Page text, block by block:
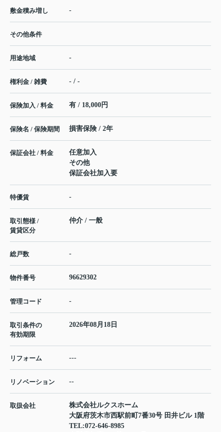
敷金積み増し -
その他条件
用途地域 -
権利金 / 雑費 - / -
保険加入 / 料金 有 / 18,000円
保険名 / 保険期間 損害保険 / 2年
保証会社 / 料金
任意加入
その他
保証会社加入要
特優賃 -
取引態様 /
賃貸区分
仲介 / 一般
総戸数 -
物件番号 96629302
管理コード -
取引条件の
有効期限
2026年08月18日
リフォーム ---
リノベーション --
取扱会社
株式会社ルクスホーム
大阪府茨木市西駅前町7番30号 田井ビル 1階
TEL:072-646-8985